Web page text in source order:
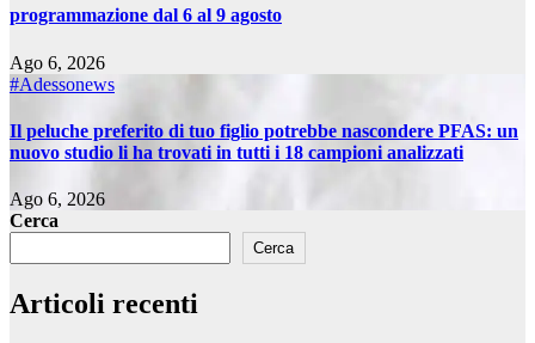
programmazione dal 6 al 9 agosto
Ago 6, 2026
#Adessonews
Il peluche preferito di tuo figlio potrebbe nascondere PFAS: un
nuovo studio li ha trovati in tutti i 18 campioni analizzati
Ago 6, 2026
Cerca
Cerca
Articoli recenti